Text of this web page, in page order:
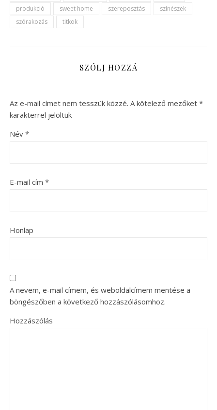
produkció
sweet home szereposztás
színészek
szórakozás
titkok
SZÓLJ HOZZÁ
Az e-mail címet nem tesszük közzé. A kötelező mezőket *
karakterrel jelöltük
Név *
E-mail cím *
Honlap
A nevem, e-mail címem, és weboldalcímem mentése a
böngészőben a következő hozzászólásomhoz.
Hozzászólás